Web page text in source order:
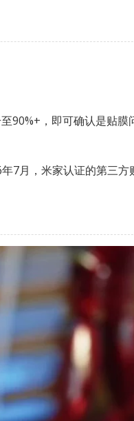
90%+，即可确认是贴膜
7月，米家认证的第三方